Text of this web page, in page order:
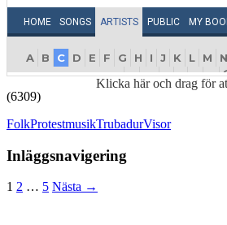
Klicka här och drag för
(6309)
FolkProtestmusikTrubadurVisor
Inläggsnavigering
1 2 … 5 Nästa →